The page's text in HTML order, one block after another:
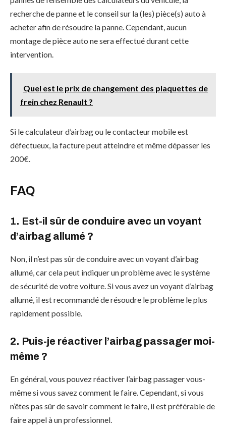
recherche de panne et le conseil sur la (les) pièce(s) auto à
acheter afin de résoudre la panne. Cependant, aucun
montage de pièce auto ne sera effectué durant cette
intervention.
Quel est le prix de changement des plaquettes de
frein chez Renault ?
Si le calculateur d’airbag ou le contacteur mobile est
défectueux, la facture peut atteindre et même dépasser les
200€.
FAQ
1. Est-il sûr de conduire avec un voyant
d’airbag allumé ?
Non, il n’est pas sûr de conduire avec un voyant d’airbag
allumé, car cela peut indiquer un problème avec le système
de sécurité de votre voiture. Si vous avez un voyant d’airbag
allumé, il est recommandé de résoudre le problème le plus
rapidement possible.
2. Puis-je réactiver l’airbag passager moi-
même ?
En général, vous pouvez réactiver l’airbag passager vous-
même si vous savez comment le faire. Cependant, si vous
n’êtes pas sûr de savoir comment le faire, il est préférable de
faire appel à un professionnel.